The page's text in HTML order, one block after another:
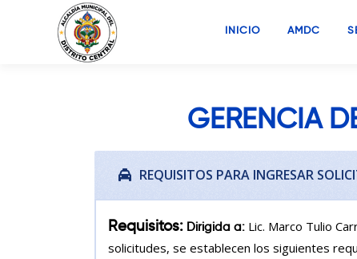
INICIO AMDC
GERENCIA
REQUISITOS PARA INGRESAR
Requisitos: Dirigida a: Lic. Marco Tulio
solicitudes, se establecen los siguientes